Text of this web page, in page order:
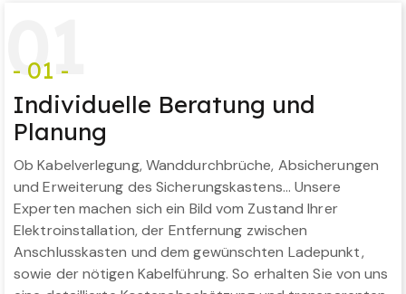
01
- 01 -
Individuelle Beratung und
Planung
Ob Kabelverlegung, Wanddurchbrüche, Absicherungen
und Erweiterung des Sicherungskastens… Unsere
Experten machen sich ein Bild vom Zustand Ihrer
Elektroinstallation, der Entfernung zwischen
Anschlusskasten und dem gewünschten Ladepunkt,
sowie der nötigen Kabelführung. So erhalten Sie von uns